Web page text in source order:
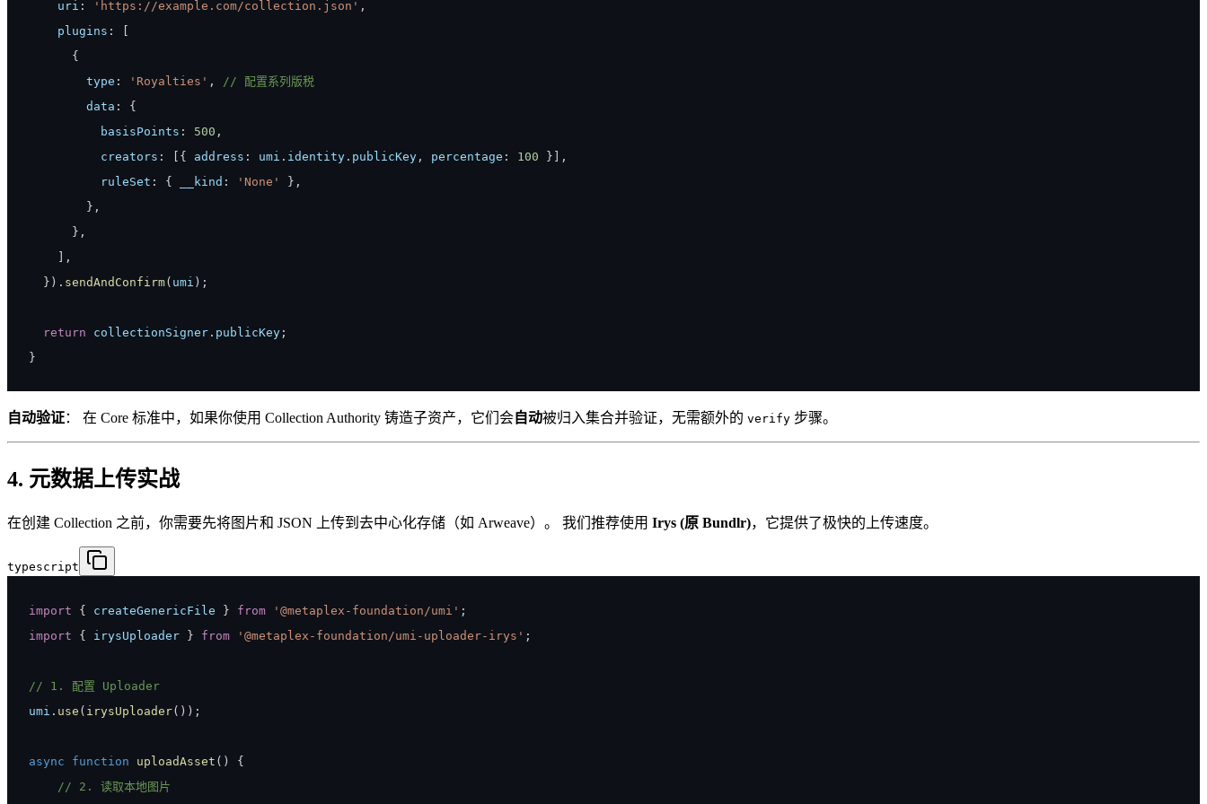
    uri
: 'https://example.com/collection.json' ,
    plugins
:
{
        type
: 'Royalties' ,
// 配置系列版税
        data
:
{
          basisPoints
: 500 ,
          creators
: { address : umi . identity . publicKey , percentage : 100 }
,
          ruleSet
: { __kind : 'None' } ,
} ,
} ,
,
} ) . sendAndConfirm( umi ) ;
return collectionSigner . publicKey ;
}
自动验证： 在 Core 标准中，如果你使用 Collection Authority 铸造子资产，它们会自动被归入集合并验证，无需额外的 verify 步骤。
4. 元数据上传实战
在创建 Collection 之前，你需要先将图片和 JSON 上传到去中心化存储（如 Arweave）。 我们推荐使用 Irys (原 Bundlr)，它提供了极快的上传速度。
typescript
import { createGenericFile } from '@metaplex-foundation/umi' ;
import
{ irysUploader } from '@metaplex-foundation/umi-uploader-irys' ;
// 1. 配置 Uploader
umi . use ( irysUploader( ) ) ;
async function uploadAsset ( )
{
// 2. 读取本地图片